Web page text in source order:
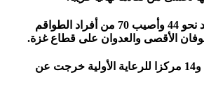
وأشارت إلى أنه استشهد نحو 44 وأصيب 70 من أفراد الطواقم
الأقصى والعدوان على قطاع غزة.
وبينت أن 4 مستشفيات و14 مركزا للرعاية الأولية خرجت عن